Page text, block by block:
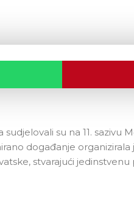
su na 11. sazivu
događanje organizirala
stvarajući